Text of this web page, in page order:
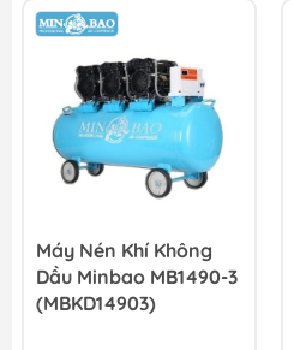
Máy Nén Khí Không
Dầu Minbao MB1490-3
(MBKD14903)